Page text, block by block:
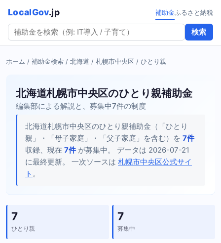
LocalGov.jp
検索
補助金ふるさと納税
ホーム / 補助金検索 / 北海道 / 札幌市中央区 / ひとり親
北海道札幌市中央区のひとり親補助金
編集部による解説と、募集中7件の制度
北海道札幌市中央区のひとり親補助金（「ひとり
親」・「母子家庭」・「父子家庭」を含む）を 7件
収録、現在 7件 が募集中。 データは 2026-07-21
に最終更新。 一次ソースは 札幌市中央区公式サイ
ト 。
7
ひとり親
7
募集中